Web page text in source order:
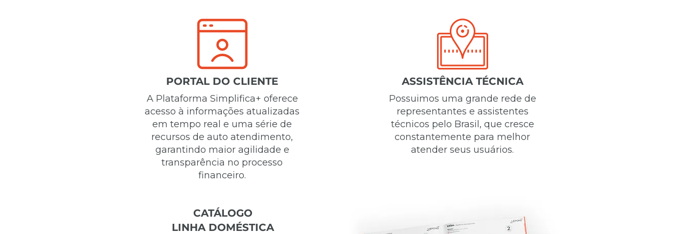
PORTAL DO CLIENTE
A Plataforma Simplifica+ oferece
acesso à informações atualizadas
em tempo real e uma série de
recursos de auto atendimento,
garantindo maior agilidade e
transparência no processo
financeiro.
ASSISTÊNCIA TÉCNICA
Possuimos uma grande rede de
representantes e assistentes
técnicos pelo Brasil, que cresce
constantemente para melhor
atender seus usuários.
CATÁLOGO
LINHA DOMÉSTICA